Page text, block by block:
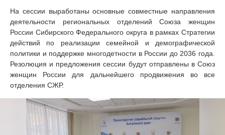
На сессии выработаны основные совместные направления
деятельности региональных отделений Союза женщин
России Сибирского Федерального округа в рамках Стратегии
действий по реализации семейной и демографической
политики и поддержке многодетности в России до 2036 года.
Резолюция и предложения сессии будут отправлены в Союз
женщин России для дальнейшего продвижения во все
отделения СЖР.